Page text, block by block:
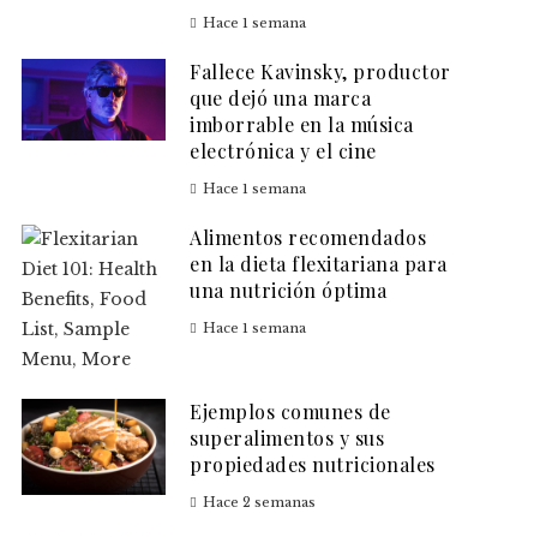
Hace 1 semana
Fallece Kavinsky, productor
que dejó una marca
imborrable en la música
electrónica y el cine
Hace 1 semana
Alimentos recomendados
en la dieta flexitariana para
una nutrición óptima
Hace 1 semana
Ejemplos comunes de
superalimentos y sus
propiedades nutricionales
Hace 2 semanas